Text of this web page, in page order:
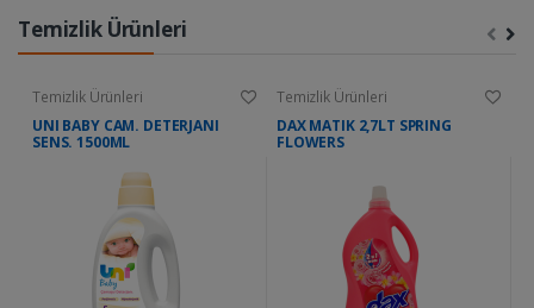
Temizlik Ürünleri
Temizlik Ürünleri
UNI BABY CAM. DETERJANI
SENS. 1500ML
Temizlik Ürünleri
DAX MATIK 2,7LT SPRING
FLOWERS